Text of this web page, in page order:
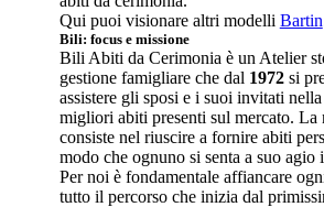
Qui puoi visionare altri modelli Bartin
Bili: focus e missione
Bili Abiti da Cerimonia è un Atelier
gestione famigliare che dal 1972si
assistere gli sposi e i suoi invitati nella
migliori abiti presenti sul mercato. La
consiste nel riuscire a fornire abiti
modo che ognuno si senta a suo agio
Per noi è fondamentale affiancare
tutto il percorso che inizia dal